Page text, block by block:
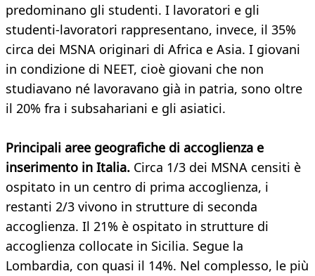
predominano gli studenti. I lavoratori e gli
studenti-lavoratori rappresentano, invece, il 35%
circa dei MSNA originari di Africa e Asia. I giovani
in condizione di NEET, cioè giovani che non
studiavano né lavoravano già in patria, sono oltre
il 20% fra i subsahariani e gli asiatici.
Principali aree geografiche di accoglienza e
inserimento in Italia. Circa 1/3 dei MSNA censiti è
ospitato in un centro di prima accoglienza, i
restanti 2/3 vivono in strutture di seconda
accoglienza. Il 21% è ospitato in strutture di
accoglienza collocate in Sicilia. Segue la
Lombardia, con quasi il 14%. Nel complesso, le più